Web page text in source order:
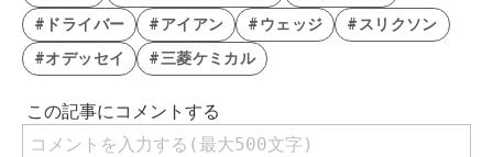
#ドライバー
#アイアン #ウェッジ
#スリクソン
#オデッセイ
#三菱ケミカル